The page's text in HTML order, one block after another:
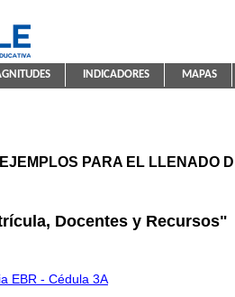
Estadística Educativa
INDICADORES MAPAS
EJEMPLOS PARA EL LLENADO
Docentes y Recursos"
EBR - Cédula 3A